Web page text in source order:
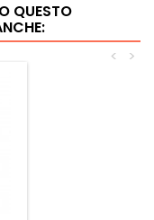
QUESTO
>
<